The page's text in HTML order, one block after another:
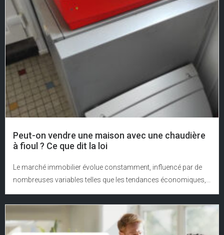
Peut-on vendre une maison avec une chaudière
à fioul ? Ce que dit la loi
Le marché immobilier évolue constamment, influencé par de
nombreuses variables telles que les tendances économiques,...